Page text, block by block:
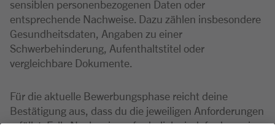
sensiblen personenbezogenen Daten oder
entsprechende Nachweise. Dazu zählen insbesondere
Gesundheitsdaten, Angaben zu einer
Schwerbehinderung, Aufenthaltstitel oder
vergleichbare Dokumente.
Für die aktuelle Bewerbungsphase reicht deine
Bestätigung aus, dass du die jeweiligen Anforderungen
erfüllst. Falls Nachweise erforderlich sind, fordern wir